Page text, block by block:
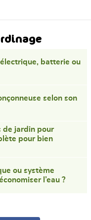
batterie ou
selon son
de jardin pour
pour bien
ou système
l’eau ?